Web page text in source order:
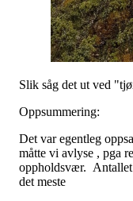
Slik såg det ut ved
Oppsummering:
Det var egentleg
måtte vi avlyse , pga
oppholdsvær. Antallet
det meste